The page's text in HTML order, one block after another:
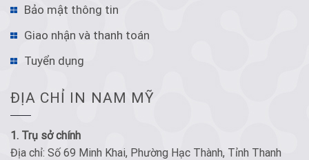
Bảo mật thông tin
Giao nhận và thanh toán
Tuyển dụng
ĐỊA CHỈ IN NAM MỸ
1. Trụ sở chính
Địa chỉ: Số 69 Minh Khai, Phường Hạc Thành, Tỉnh Thanh